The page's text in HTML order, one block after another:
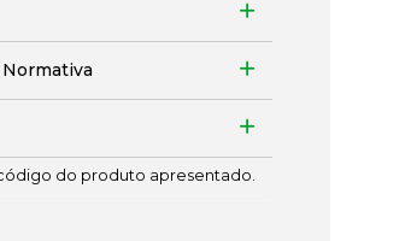
do produto apresentado.